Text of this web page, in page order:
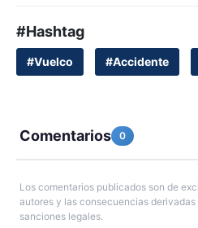
#Hashtag
#Vuelco #Accidente
Comentarios 0
Los comentarios publicados son de
autores y las consecuencias
sanciones legales.